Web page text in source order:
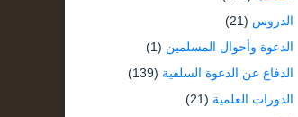
الدروس (21)
الدعوة وأحوال المسلمين (1)
الدفاع عن الدعوة السلفية (139)
الدورات العلمية (21)